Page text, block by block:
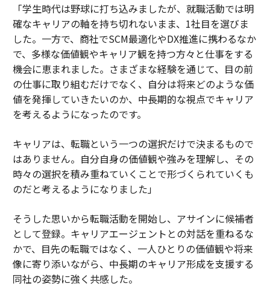
「学生時代は野球に打ち込みましたが、就職活動では明
確なキャリアの軸を持ち切れないまま、1社目を選びま
した。一方で、商社でSCM最適化やDX推進に携わるなか
で、多様な価値観やキャリア観を持つ方々と仕事をする
機会に恵まれました。さまざまな経験を通じて、目の前
の仕事に取り組むだけでなく、自分は将来どのような価
値を発揮していきたいのか、中長期的な視点でキャリア
を考えるようになったのです。
キャリアは、転職という一つの選択だけで決まるもので
はありません。自分自身の価値観や強みを理解し、その
時々の選択を積み重ねていくことで形づくられていくも
のだと考えるようになりました」
そうした思いから転職活動を開始し、アサインに候補者
として登録。キャリアエージェントとの対話を重ねるな
かで、目先の転職ではなく、一人ひとりの価値観や将来
像に寄り添いながら、中長期のキャリア形成を支援する
同社の姿勢に強く共感した。